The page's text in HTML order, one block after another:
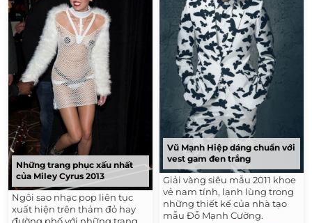
Những trang phục xấu nhất
của Miley Cyrus 2013
Ngôi sao nhạc pop liên tục
xuất hiện trên thảm đỏ hay
Vũ Mạnh Hiệp dáng chuẩn với
vest gam đen trắng
Giải vàng siêu mẫu 2011 khoe
vẻ nam tính, lạnh lùng trong
những thiết kế của nhà tạo
mẫu Đỗ Mạnh Cường.